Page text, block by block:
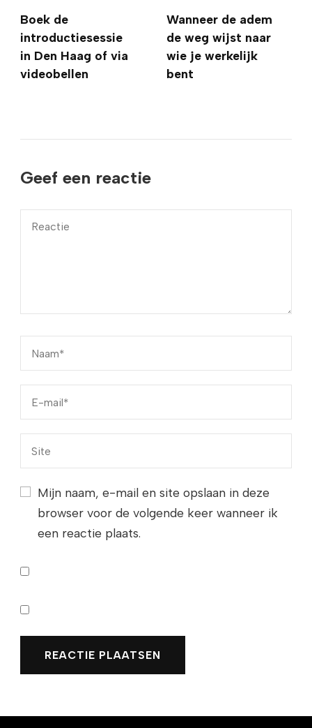
Boek de
introductiesessie
in Den Haag of via
videobellen
Wanneer de adem
de weg wijst naar
wie je werkelijk
bent
Geef een reactie
Mijn naam, e-mail en site opslaan in deze
browser voor de volgende keer wanneer ik
een reactie plaats.